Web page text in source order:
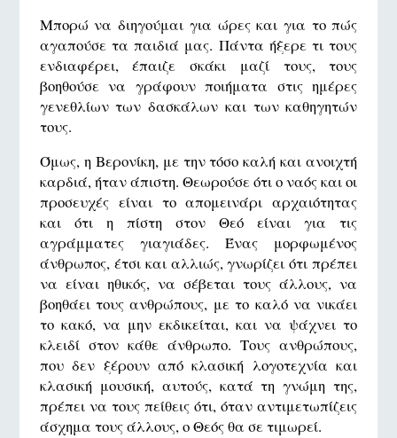
Μπορώ να διηγούμαι για ώρες και για το πώς
αγαπούσε τα παιδιά μας. Πάντα ήξερε τι τους
ενδιαφέρει, έπαιζε σκάκι μαζί τους, τους
βοηθούσε να γράφουν ποιήματα στις ημέρες
γενεθλίων των δασκάλων και των καθηγητών
τους.
Όμως, η Βερονίκη, με την τόσο καλή και ανοιχτή
καρδιά, ήταν άπιστη. Θεωρούσε ότι ο ναός και οι
προσευχές είναι το απομεινάρι αρχαιότητας
και ότι η πίστη στον Θεό είναι για τις
αγράμματες γιαγιάδες. Ένας μορφωμένος
άνθρωπος, έτσι και αλλιώς, γνωρίζει ότι πρέπει
να είναι ηθικός, να σέβεται τους άλλους, να
βοηθάει τους ανθρώπους, με το καλό να νικάει
το κακό, να μην εκδικείται, και να ψάχνει το
κλειδί στον κάθε άνθρωπο. Τους ανθρώπους,
που δεν ξέρουν από κλασική λογοτεχνία και
κλασική μουσική, αυτούς, κατά τη γνώμη της,
πρέπει να τους πείθεις ότι, όταν αντιμετωπίζεις
άσχημα τους άλλους, ο Θεός θα σε τιμωρεί.